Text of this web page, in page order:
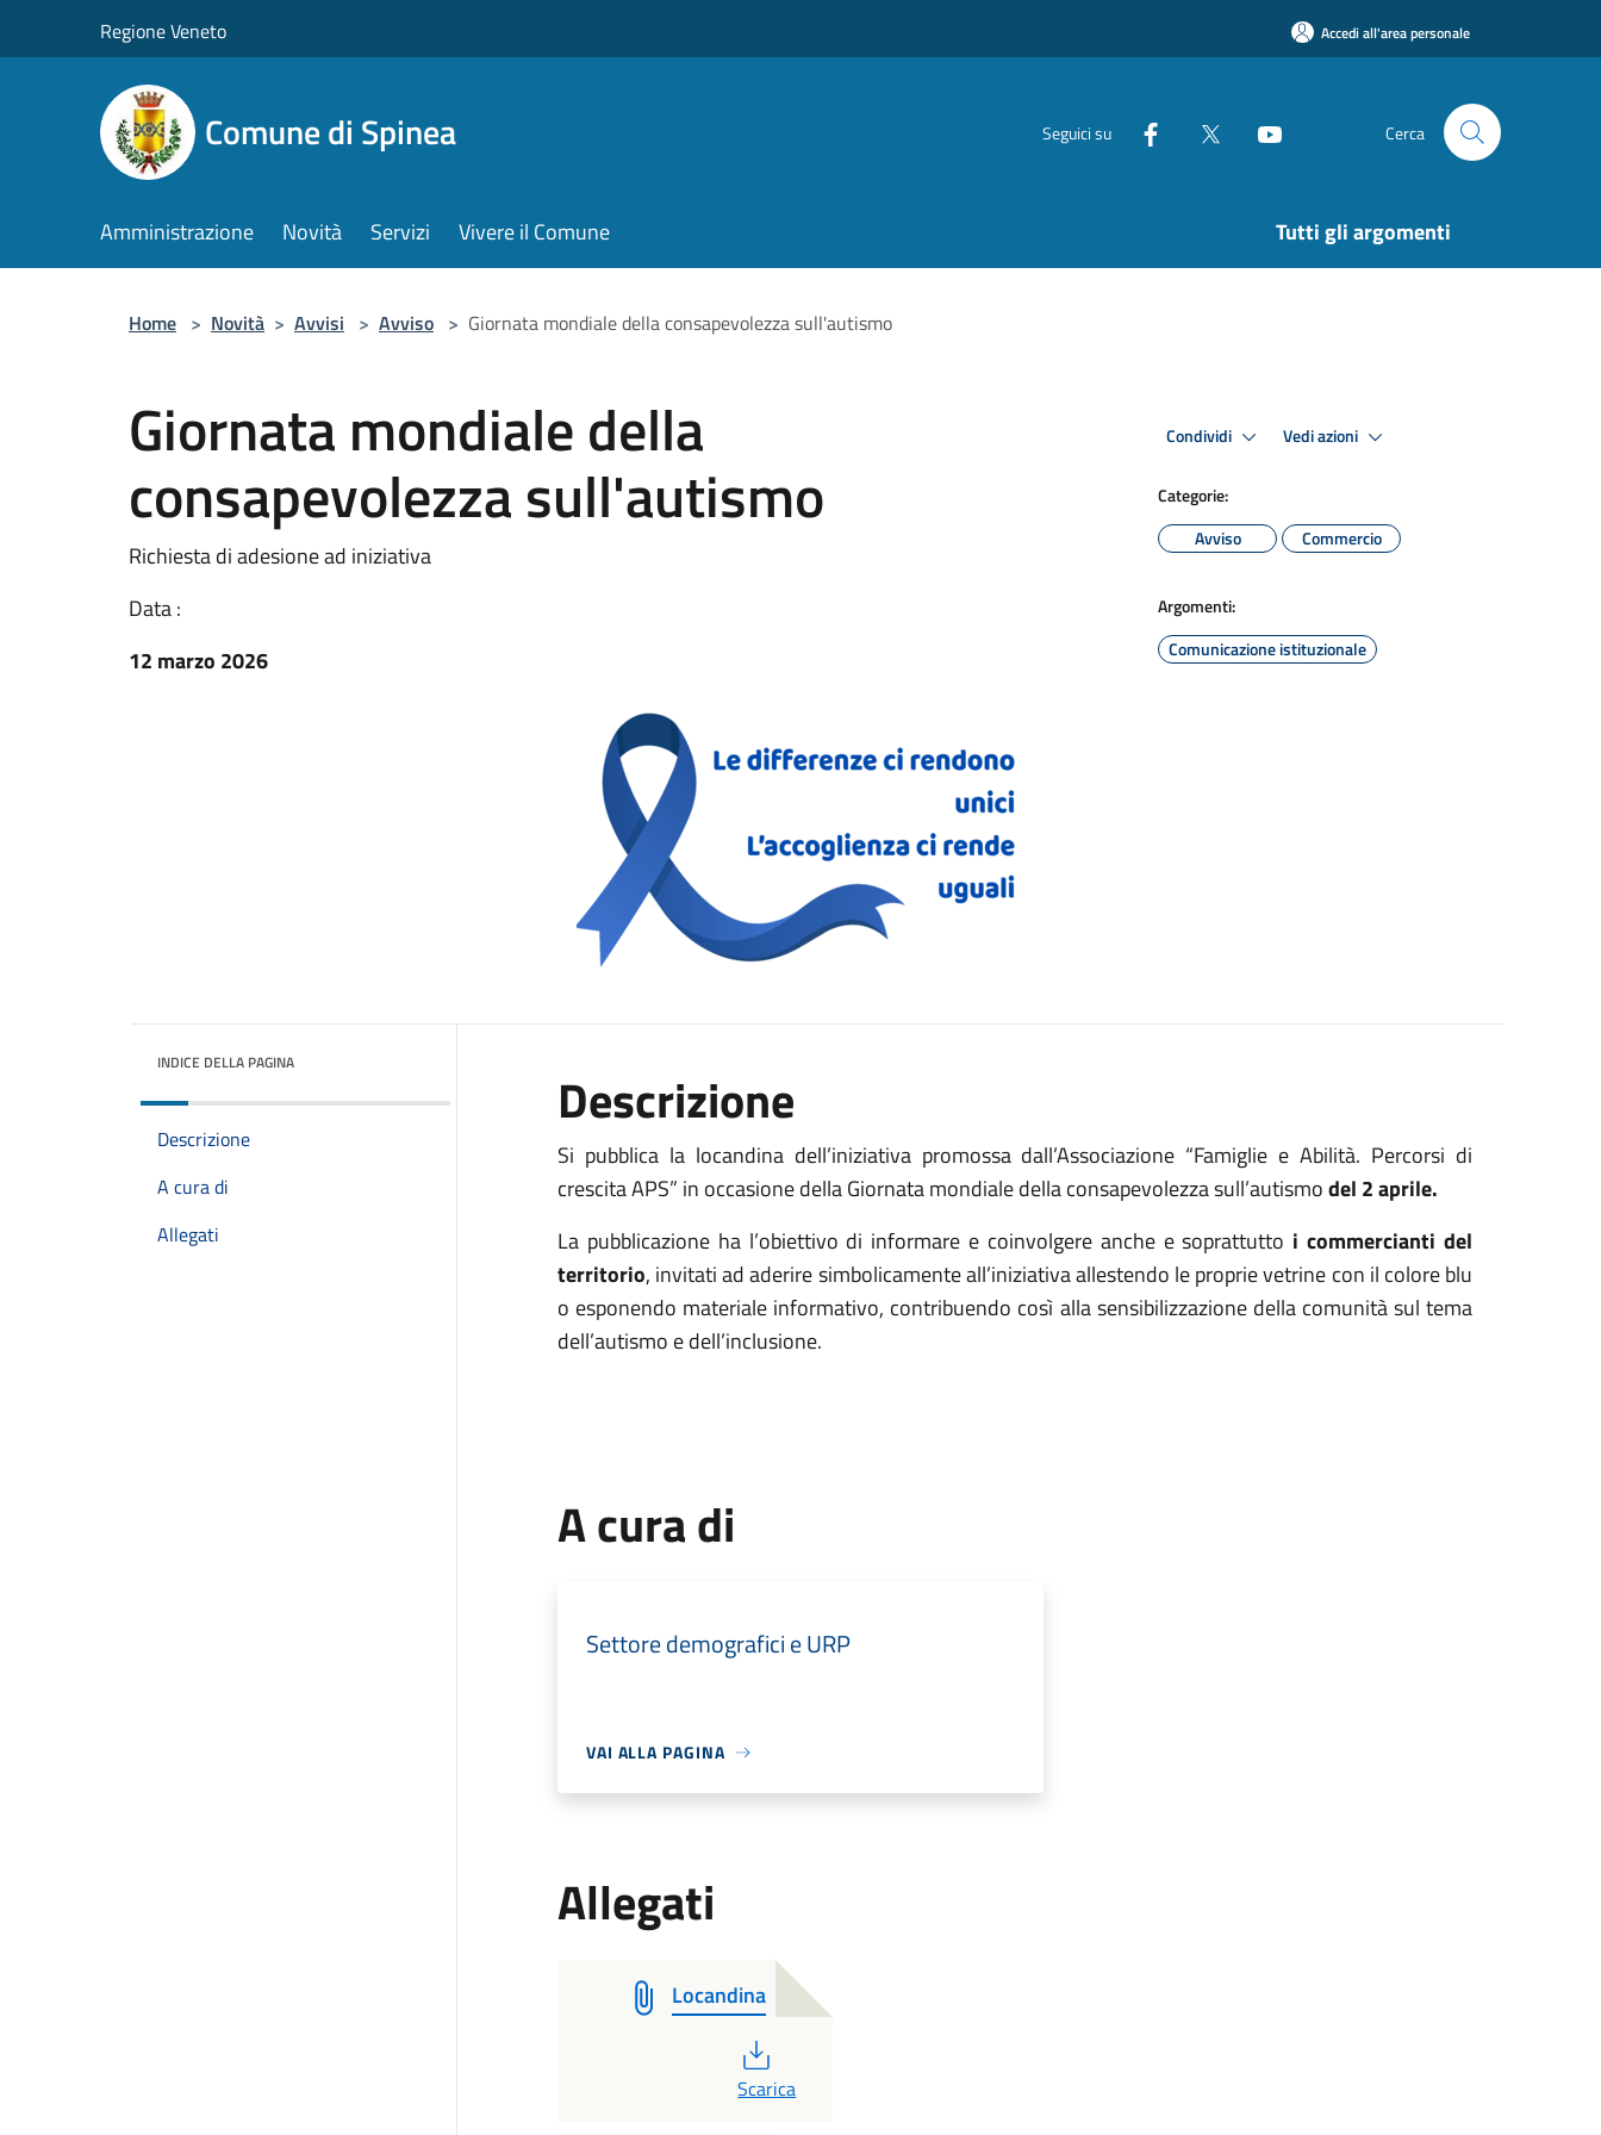
Regione Veneto Accedi all'area personale
Comune di Spinea Seguici su Cerca
Amministrazione Novità Servizi Vivere il Comune Tutti gli argomenti
Home > Novità > Avvisi > Avviso > Giornata mondiale della consapevolezza sull'autismo
Giornata mondiale della
consapevolezza sull'autismo
Richiesta di adesione ad iniziativa
Data :
12 marzo 2026
Condividi Vedi azioni
Categorie:
Avviso
Commercio
Argomenti:
Comunicazione istituzionale
INDICE DELLA PAGINA
Descrizione
A cura di
Allegati
Descrizione
Si pubblica la locandina dell’iniziativa promossa dall’Associazione “Famiglie e Abilità. Percorsi di
crescita APS” in occasione della Giornata mondiale della consapevolezza sull’autismodel 2 aprile.
La pubblicazione ha l’obiettivo di informare e coinvolgere anche e soprattutto i commercianti del
territorio, invitati ad aderire simbolicamente all’iniziativa allestendo le proprie vetrine con il colore blu
o esponendo materiale informativo, contribuendo così alla sensibilizzazione della comunità sul tema
dell’autismo e dell’inclusione.
A cura di
Settore demografici e URP
VAI ALLA PAGINA
Allegati
Locandina
PDF
Scarica